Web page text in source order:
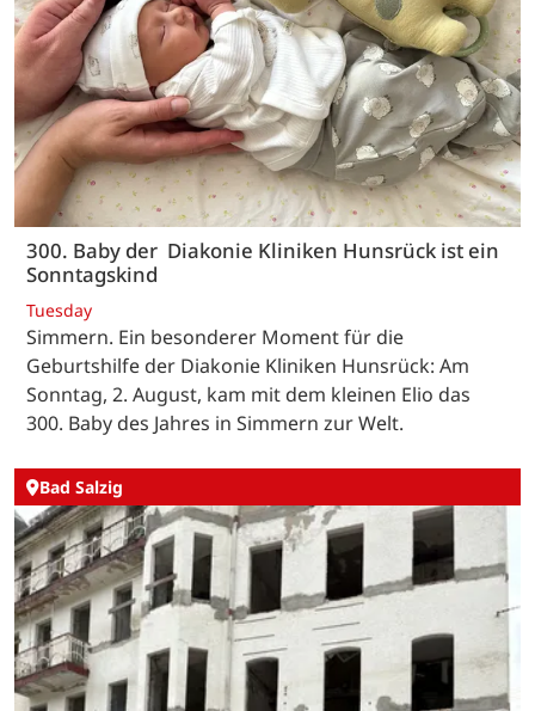
300. Baby der Diakonie Kliniken Hunsrück ist ein
Sonntagskind
Tuesday
Simmern. Ein besonderer Moment für die
Geburtshilfe der Diakonie Kliniken Hunsrück: Am
Sonntag, 2. August, kam mit dem kleinen Elio das
300. Baby des Jahres in Simmern zur Welt.
Bad Salzig